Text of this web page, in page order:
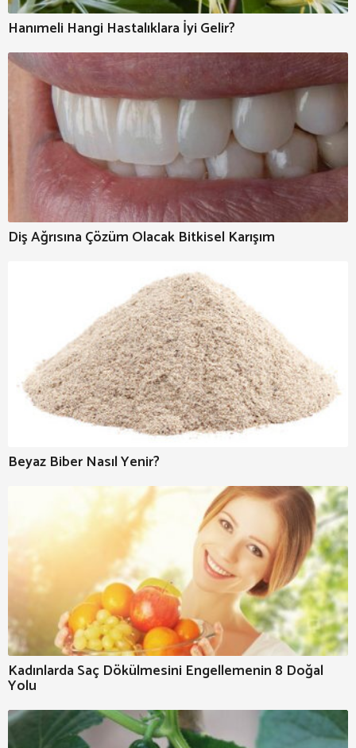
Hanımeli Hangi Hastalıklara İyi Gelir?
Diş Ağrısına Çözüm Olacak Bitkisel Karışım
Beyaz Biber Nasıl Yenir?
Kadınlarda Saç Dökülmesini Engellemenin 8 Doğal
Yolu